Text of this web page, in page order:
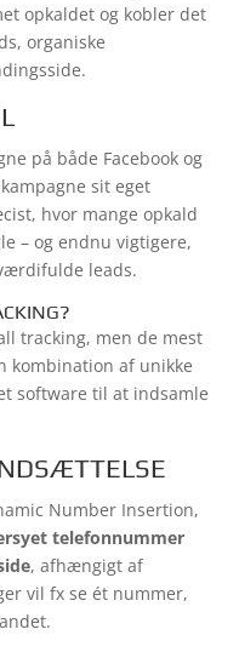
opkaldet og kobler det
organiske
på både Facebook og
sit eget
hvor mange opkald
– og endnu vigtigere,
leads.
tracking, men de mest
kombination af unikke
software til at indsamle
Number Insertion,
telefonnummer
, afhængigt af
vil fx se ét nummer,